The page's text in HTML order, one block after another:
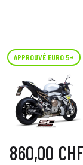
APPROUVÉ EURO 5+
860,00